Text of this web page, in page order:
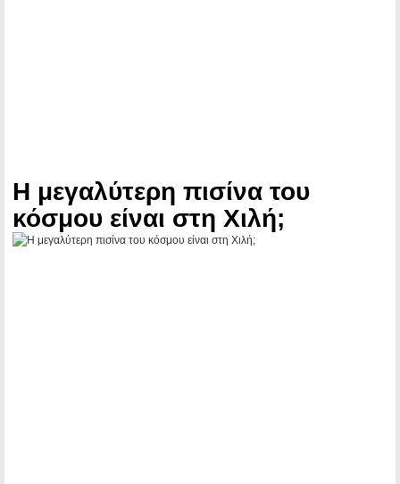
Η μεγαλύτερη πισίνα του
κόσμου είναι στη Χιλή;